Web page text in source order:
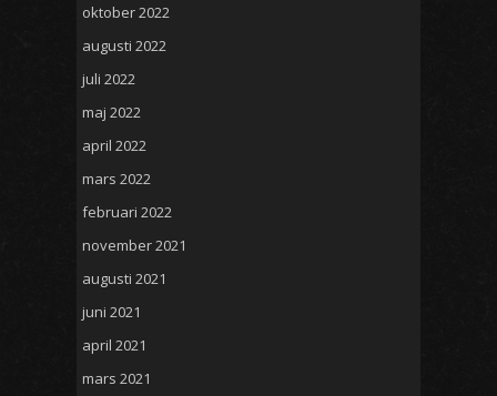
oktober 2022
augusti 2022
juli 2022
maj 2022
april 2022
mars 2022
februari 2022
november 2021
augusti 2021
juni 2021
april 2021
mars 2021